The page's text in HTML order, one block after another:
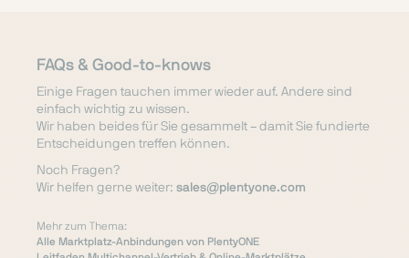
FAQs & Good-to-knows
Einige Fragen tauchen immer wieder auf. Andere sind
einfach wichtig zu wissen.
Wir haben beides für Sie gesammelt – damit Sie fundierte
Entscheidungen treffen können.
Noch Fragen?
Wir helfen gerne weiter: sales@plentyone.com
Mehr zum Thema:
Alle Marktplatz-Anbindungen von PlentyONE